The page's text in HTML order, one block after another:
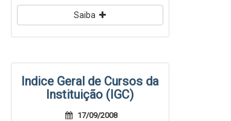
Saiba
Indice Geral de Cursos da
Instituição (IGC)
17/09/2008